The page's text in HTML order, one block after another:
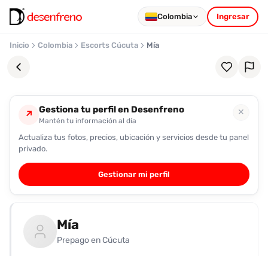
Colombia Ingresar
Inicio Colombia Escorts Cúcuta Mía
Favoritos
Pronto
podrás
registrarte
guardar
favoritas
↗ Gestiona tu perfil en Desenfreno
Mantén tu información al día
✕
Actualiza tus fotos, precios, ubicación y servicios desde tu panel
privado.
Gestionar mi perfil
Mía
Prepago en Cúcuta